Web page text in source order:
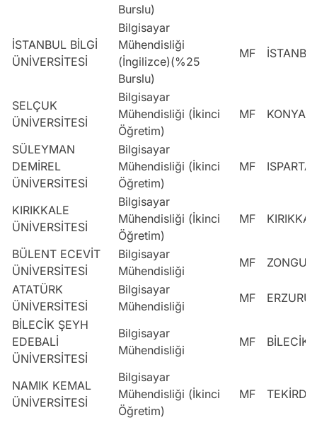
Burslu)
İSTANBUL BİLGİ
ÜNİVERSİTESİ
Bilgisayar
Mühendisliği
(İngilizce)(%25
Burslu)
MF
SELÇUK
ÜNİVERSİTESİ
Bilgisayar
Mühendisliği (İkinci
Öğretim)
MF KONYA
SÜLEYMAN
DEMİREL
ÜNİVERSİTESİ
Bilgisayar
Mühendisliği (İkinci
Öğretim)
MF ISPARTA
KIRIKKALE
ÜNİVERSİTESİ
Bilgisayar
Mühendisliği (İkinci
Öğretim)
MF
BÜLENT ECEVİT
ÜNİVERSİTESİ
Bilgisayar
Mühendisliği
MF
ATATÜRK
ÜNİVERSİTESİ
Bilgisayar
Mühendisliği
MF
BİLECİK ŞEYH
EDEBALİ
ÜNİVERSİTESİ
Bilgisayar
Mühendisliği
MF BİLECİK
NAMIK KEMAL
ÜNİVERSİTESİ
Bilgisayar
Mühendisliği (İkinci
Öğretim)
MF